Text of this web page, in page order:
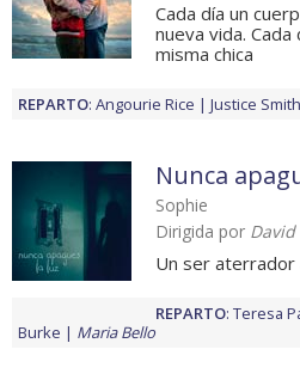
Cada día un
nueva vida.
misma chica
REPARTO: Angourie Rice Justice Smith
Nunca
Sophie
Dirigida por David
Un ser aterrador
REPARTO: Teresa
Burke
Maria Bello